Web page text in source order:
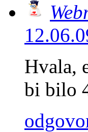
Hvala,
bi bilo